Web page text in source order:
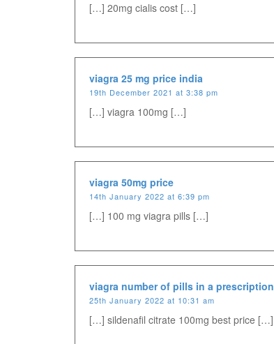
[…] 20mg cialis cost […]
viagra 25 mg price india
19th December 2021 at 3:38 pm
[…] viagra 100mg […]
viagra 50mg price
14th January 2022 at 6:39 pm
[…] 100 mg viagra pills […]
viagra number of pills in a prescription
25th January 2022 at 10:31 am
[…] sildenafil citrate 100mg best price […]